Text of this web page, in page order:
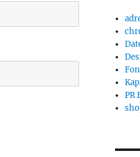
PR